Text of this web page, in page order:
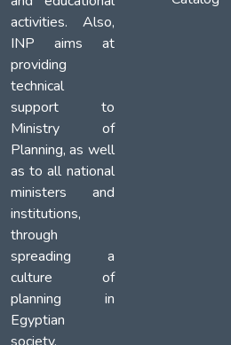
activities. Also,
INP aims at
providing
technical
support to
Ministry of
Planning, as well
as to all national
ministers and
institutions,
through
spreading a
culture of
planning in
Egyptian